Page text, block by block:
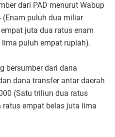
dari PAD menurut Wabup
(Enam puluh dua miliar
juta dua ratus enam
puluh empat rupiah).
bersumber dari dana
dana transfer antar daerah
(Satu triliun dua ratus
empat belas juta lima